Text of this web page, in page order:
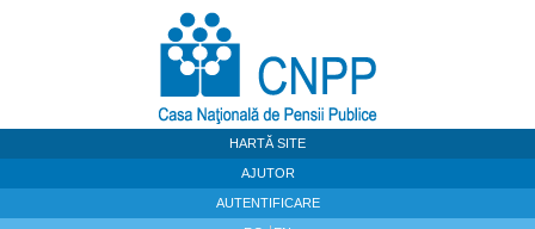
HARTĂ SITE
AJUTOR
AUTENTIFICARE